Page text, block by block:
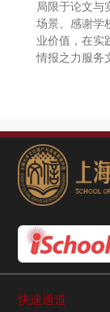
局限于论文与
场景。感谢学
业价值，在实
情报之力服务
快速通道